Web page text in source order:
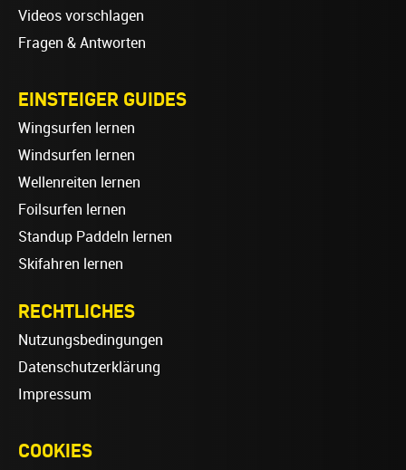
Videos vorschlagen
Fragen & Antworten
EINSTEIGER GUIDES
Wingsurfen lernen
Windsurfen lernen
Wellenreiten lernen
Foilsurfen lernen
Standup Paddeln lernen
Skifahren lernen
RECHTLICHES
Nutzungsbedingungen
Datenschutzerklärung
Impressum
COOKIES